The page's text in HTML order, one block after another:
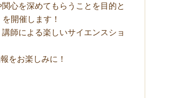
心を深めてもらうことを目的と
開催します！
師による楽しいサイエンスショ
をお楽しみに！